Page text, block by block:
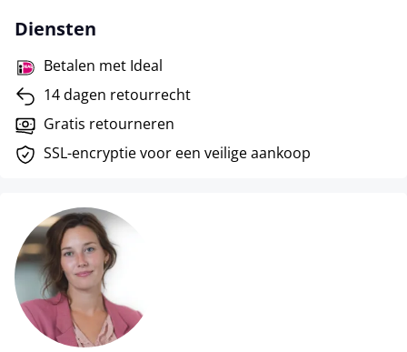
Diensten
Betalen met Ideal
14 dagen retourrecht
Gratis retourneren
SSL-encryptie voor een veilige aankoop